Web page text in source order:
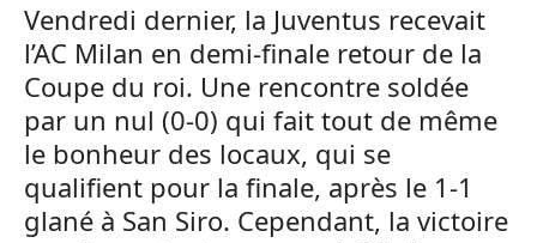
Vendredi dernier, la Juventus recevait
l’AC Milan en demi-finale retour de la
Coupe du roi. Une rencontre soldée
par un nul (0-0) qui fait tout de même
le bonheur des locaux, qui se
qualifient pour la finale, après le 1-1
glané à San Siro. Cependant, la victoire